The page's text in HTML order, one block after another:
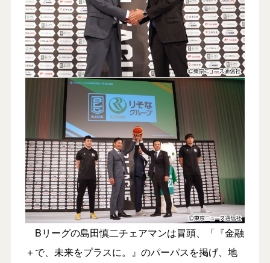
Bリーグの島田慎二チェアマンは冒頭、「『金融
＋で、未来をプラスに。』のパーパスを掲げ、地